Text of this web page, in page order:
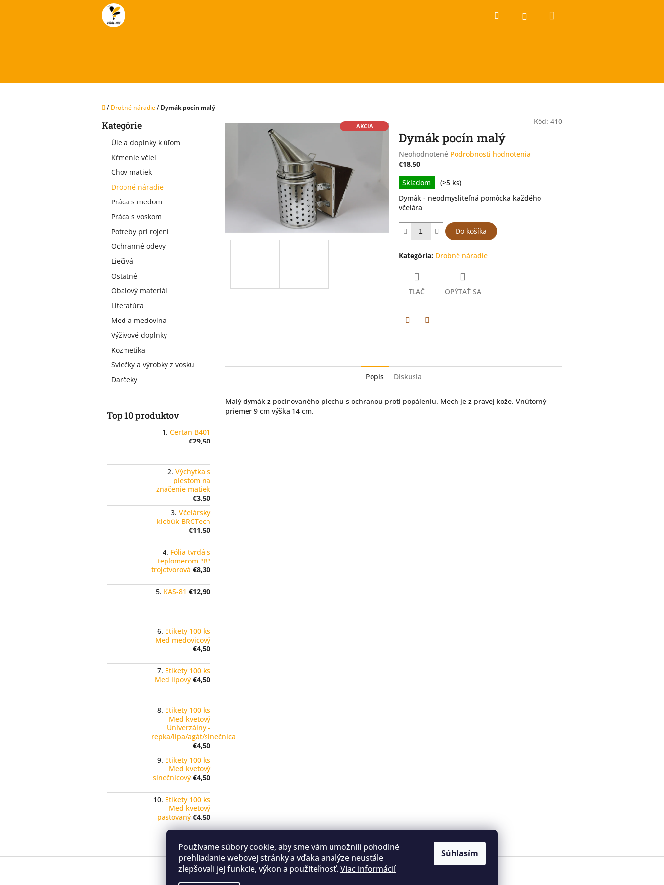
Používame súbory cookie, aby sme vám umožnili pohodlné
prehliadanie webovej stránky a vďaka analýze neustále
zlepšovali jej funkcie, výkon a použiteľnosť. Viac informácií
Súhlasím
Hľadať Prihlásenie
Domov
/ Drobné náradie/ Dymák pocín malý
Preskočiť
Kategórie
Úle a doplnky k úľom
Kŕmenie včiel
Chov matiek
Drobné náradie
Práca s medom
Práca s voskom
Potreby pri rojení
Ochranné odevy
Liečivá
Ostatné
Obalový materiál
Literatúra
Med a medovina
Výživové doplnky
Kozmetika
Sviečky a výrobky z vosku
Darčeky
Top 10 produktov
Certan B401
€29,50
Výchytka s
piestom na
značenie matiek
€3,50
Včelársky
klobúk BRCTech
€11,50
Fólia tvrdá s
teplomerom "B"
trojotvorová €8,30
KAS-81 €12,90
Etikety 100 ks
Med medovicový
€4,50
Etikety 100 ks
Med lipový €4,50
Etikety 100 ks
Med kvetový
Univerzálny -
repka/lipa/agát/slnečnica
€4,50
Etikety 100 ks
Med kvetový
slnečnicový €4,50
Etikety 100 ks
Med kvetový
pastovaný €4,50
AKCIA
Kód: 410
Dymák pocín malý
Priemerné
hodnotenie
je
z
5
hviezdičiek.
Neohodnotené Podrobnosti hodnotenia
€18,50
Jednotková
cena:
Skladom
(>5 ks)
Dymák - neodmysliteľná pomôcka každého
včelára
Do košíka
Kategória: Drobné náradie
TLAČ OPÝTAŤ SA
Popis Diskusia
Malý dymák z pocinovaného plechu s ochranou proti popáleniu. Mech je z pravej kože. Vnútorný
priemer 9 cm výška 14 cm.
Kontakty Obchodné podmienky Podmienky ochrany osobných údajov